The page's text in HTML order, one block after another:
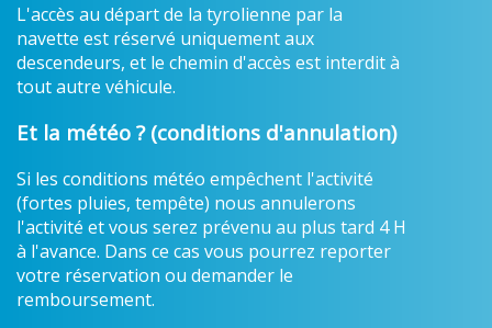
L'accès au départ de la tyrolienne par la
navette est réservé uniquement aux
descendeurs, et le chemin d'accès est interdit à
tout autre véhicule.
Et la météo ? (conditions d'annulation)
Si les conditions météo empêchent l'activité
(fortes pluies, tempête) nous annulerons
l'activité et vous serez prévenu au plus tard 4 H
à l'avance. Dans ce cas vous pourrez reporter
votre réservation ou demander le
remboursement.